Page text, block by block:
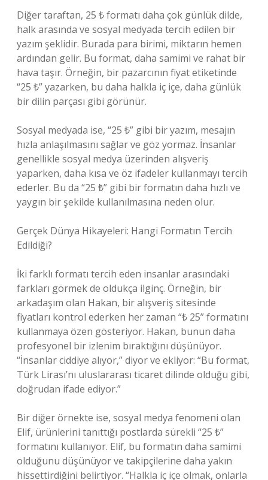
Diğer taraftan, 25 ₺ formatı daha çok günlük dilde,
halk arasında ve sosyal medyada tercih edilen bir
yazım şeklidir. Burada para birimi, miktarın hemen
ardından gelir. Bu format, daha samimi ve rahat bir
hava taşır. Örneğin, bir pazarcının fiyat etiketinde
“25 ₺” yazarken, bu daha halkla iç içe, daha günlük
bir dilin parçası gibi görünür.
Sosyal medyada ise, “25 ₺” gibi bir yazım, mesajın
hızla anlaşılmasını sağlar ve göz yormaz. İnsanlar
genellikle sosyal medya üzerinden alışveriş
yaparken, daha kısa ve öz ifadeler kullanmayı tercih
ederler. Bu da “25 ₺” gibi bir formatın daha hızlı ve
yaygın bir şekilde kullanılmasına neden olur.
Gerçek Dünya Hikayeleri: Hangi Formatın Tercih
Edildiği?
İki farklı formatı tercih eden insanlar arasındaki
farkları görmek de oldukça ilginç. Örneğin, bir
arkadaşım olan Hakan, bir alışveriş sitesinde
fiyatları kontrol ederken her zaman “₺ 25” formatını
kullanmaya özen gösteriyor. Hakan, bunun daha
profesyonel bir izlenim bıraktığını düşünüyor.
“İnsanlar ciddiye alıyor,” diyor ve ekliyor: “Bu format,
Türk Lirası’nı uluslararası ticaret dilinde olduğu gibi,
doğrudan ifade ediyor.”
Bir diğer örnekte ise, sosyal medya fenomeni olan
Elif, ürünlerini tanıttığı postlarda sürekli “25 ₺”
formatını kullanıyor. Elif, bu formatın daha samimi
olduğunu düşünüyor ve takipçilerine daha yakın
hissettirdiğini belirtiyor. “Halkla iç içe olmak, onlarla